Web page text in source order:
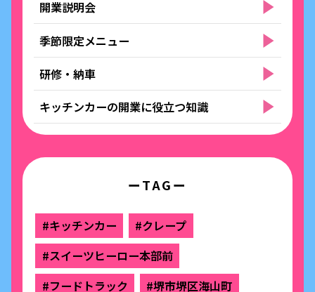
開業説明会
季節限定メニュー
研修・納車
キッチンカーの開業に役立つ知識
ーTAGー
#キッチンカー
#クレープ
#スイーツヒーロー本部前
#フードトラック
#堺市堺区海山町